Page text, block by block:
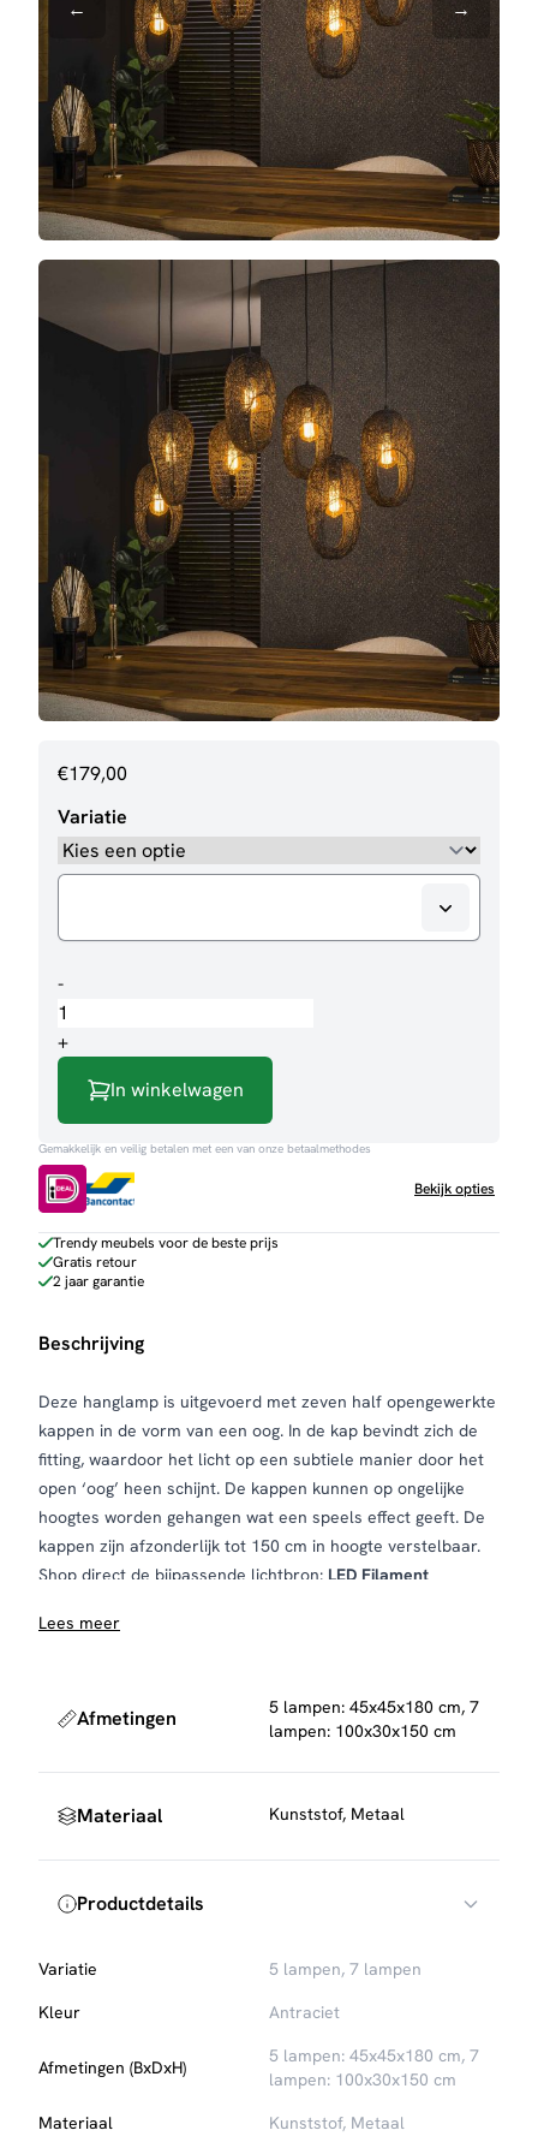
€179,00
Variatie
-Hanglamp
Omar
aantal
+
In winkelwagen
Gemakkelijk en veilig betalen met een van onze betaalmethodes
Bekijk opties
Trendy meubels voor de beste prijs
Gratis retour
2 jaar garantie
Beschrijving
Deze hanglamp is uitgevoerd met zeven half opengewerkte
kappen in de vorm van een oog. In de kap bevindt zich de
fitting, waardoor het licht op een subtiele manier door het
open ‘oog’ heen schijnt. De kappen kunnen op ongelijke
hoogtes worden gehangen wat een speels effect geeft. De
kappen zijn afzonderlijk tot 150 cm in hoogte verstelbaar.
Shop direct de bijpassende lichtbron: LED Filament
Kap afmeting: 16 cm
Lees meer
Afmetingen
5 lampen: 45x45x180 cm, 7
lampen: 100x30x150 cm
Materiaal Kunststof, Metaal
Productdetails
Variatie 5 lampen, 7 lampen
Kleur
Antraciet
Afmetingen (BxDxH)
5 lampen: 45x45x180 cm, 7
lampen: 100x30x150 cm
Materiaal
Kunststof, Metaal